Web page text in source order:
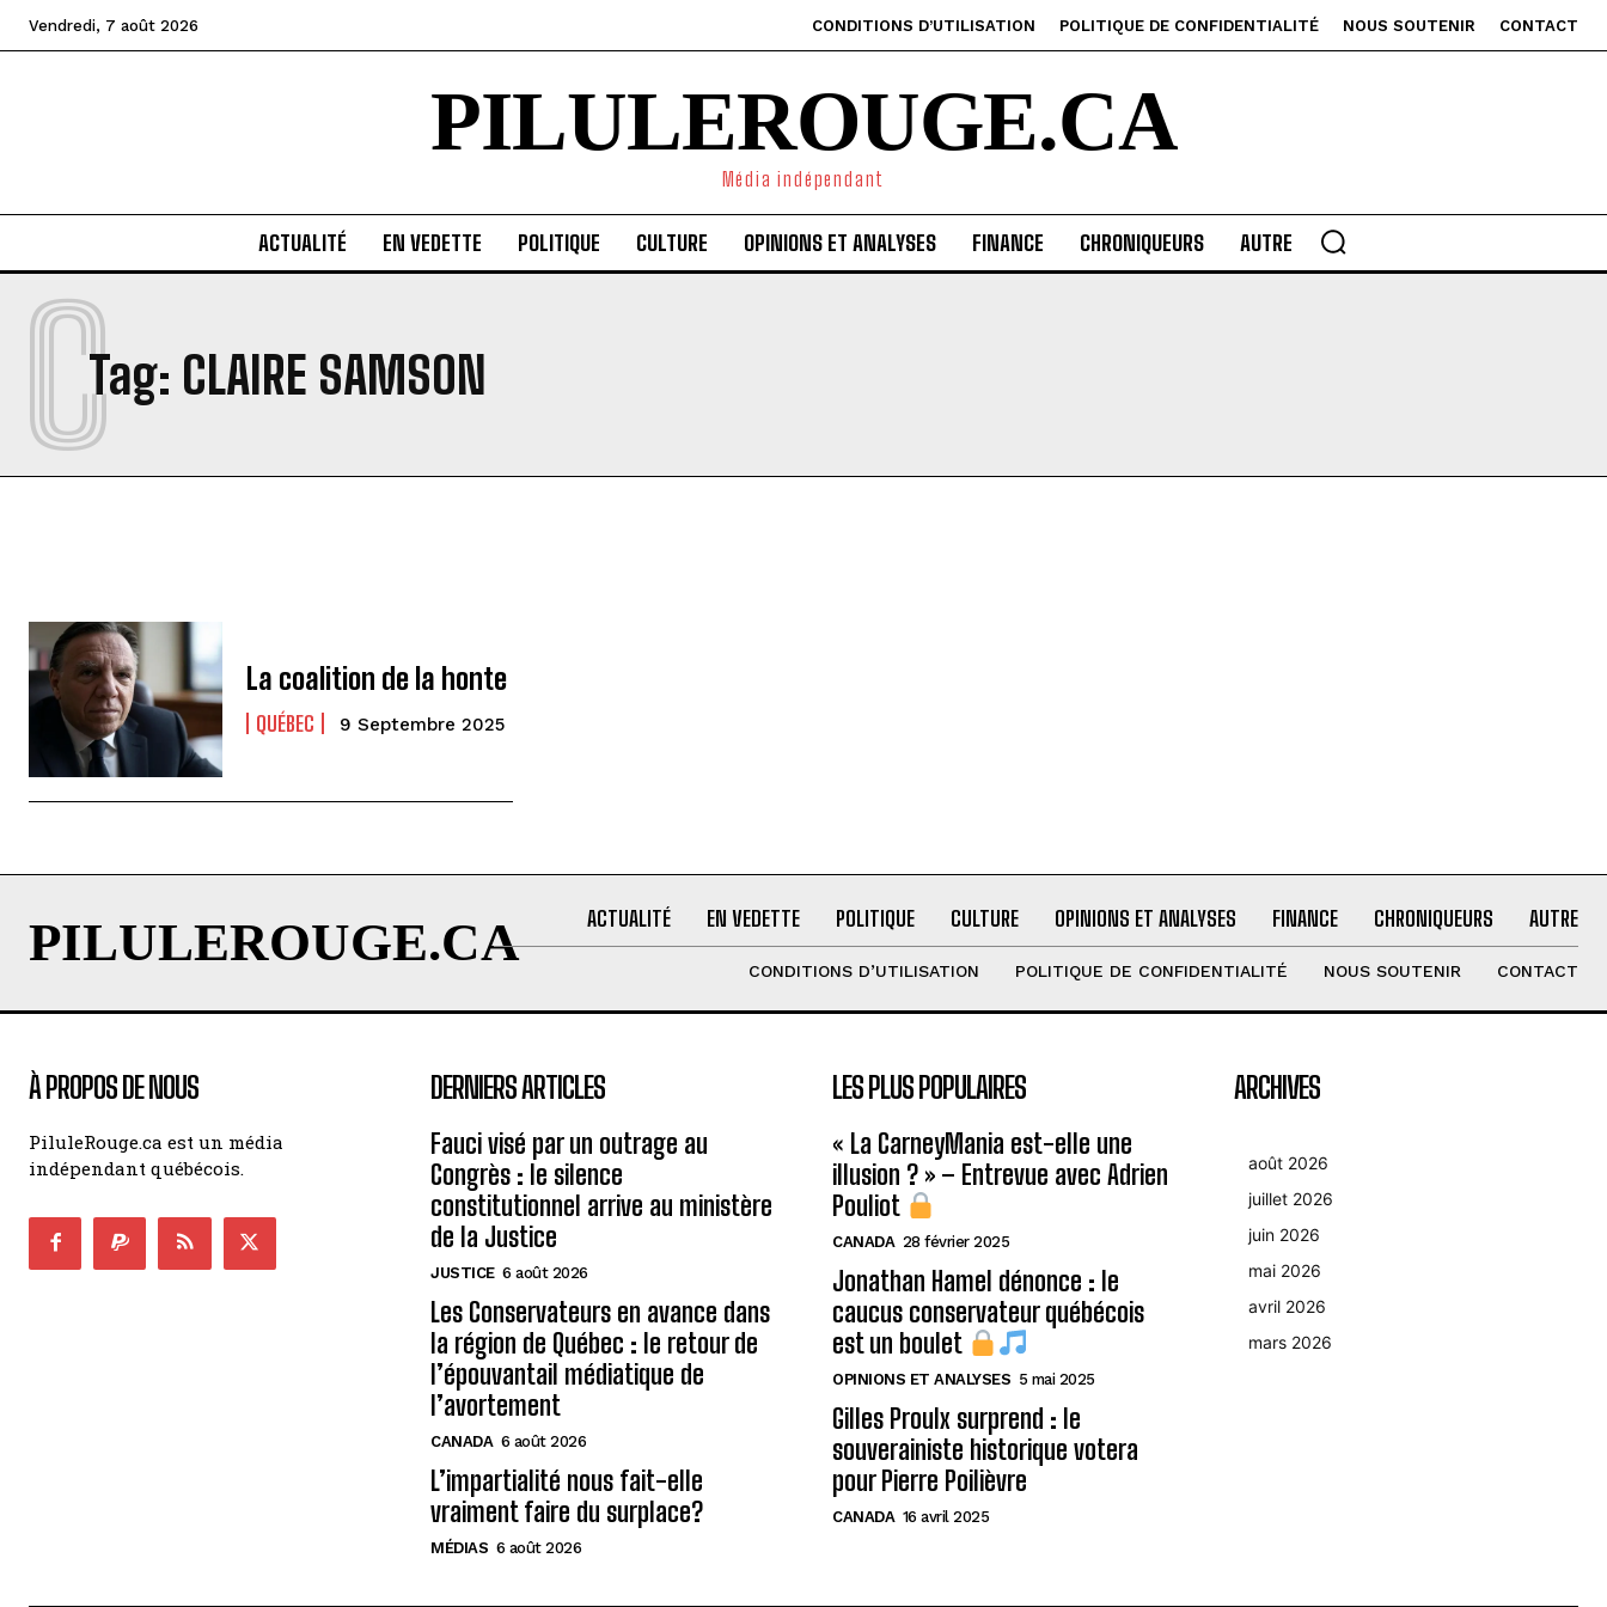
Vendredi, 7 août 2026 CONDITIONS D’UTILISATION POLITIQUE DE CONFIDENTIALITÉ NOUS SOUTENIR CONTACT
PILULEROUGE.CA
Média indépendant
ACTUALITÉ EN VEDETTE POLITIQUE CULTURE OPINIONS ET ANALYSES FINANCE CHRONIQUEURS AUTRE
Tag: CLAIRE SAMSON
C
La coalition de la honte
QUÉBEC 9 Septembre 2025
PILULEROUGE.CA ACTUALITÉ EN VEDETTE POLITIQUE CULTURE OPINIONS ET ANALYSES FINANCE CHRONIQUEURS AUTRE
CONDITIONS D’UTILISATION POLITIQUE DE CONFIDENTIALITÉ NOUS SOUTENIR CONTACT
À PROPOS DE NOUS
PiluleRouge.ca est un média
indépendant québécois.
DERNIERS ARTICLES
Fauci visé par un outrage au
Congrès : le silence
constitutionnel arrive au ministère
de la Justice
JUSTICE 6 août 2026
Les Conservateurs en avance dans
la région de Québec : le retour de
l’épouvantail médiatique de
l’avortement
CANADA 6 août 2026
L’impartialité nous fait-elle
vraiment faire du surplace?
MÉDIAS 6 août 2026
LES PLUS POPULAIRES
« La CarneyMania est-elle une
illusion ? » – Entrevue avec Adrien
Pouliot
CANADA 28 février 2025
Jonathan Hamel dénonce : le
caucus conservateur québécois
est un boulet
OPINIONS ET ANALYSES 5 mai 2025
Gilles Proulx surprend : le
souverainiste historique votera
pour Pierre Poilièvre
CANADA 16 avril 2025
ARCHIVES
août 2026
juillet 2026
juin 2026
mai 2026
avril 2026
mars 2026